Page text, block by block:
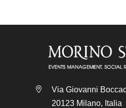
Via Giovanni
20123 Milano, Italia